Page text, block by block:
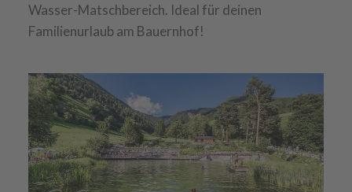
Wasser-Matschbereich. Ideal für deinen
Familienurlaub am Bauernhof!